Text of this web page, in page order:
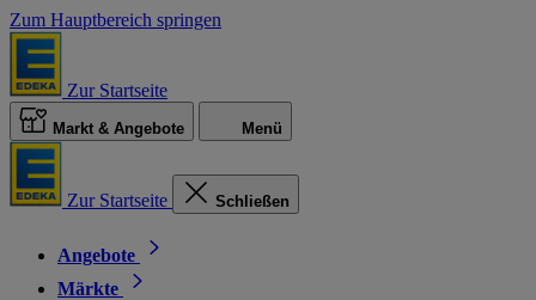
Zum Hauptbereich springen
Zur Startseite
Markt & Angebote Menü
Zur Startseite Schließen
Angebote
Märkte